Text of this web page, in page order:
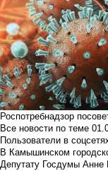
Роспотребнадзор
Все новости по теме
Пользователи в
В Камышинском
Депутату Госдумы Анне